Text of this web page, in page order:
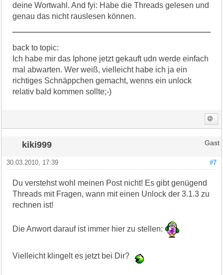
deine Wortwahl. And fyi: Habe die Threads gelesen und
genau das nicht rauslesen können.
back to topic:
Ich habe mir das Iphone jetzt gekauft udn werde einfach
mal abwarten. Wer weiß, vielleicht habe ich ja ein
richtiges Schnäppchen gemacht, wenns ein unlock
relativ bald kommen sollte;-)
kiki999 Gast
#7
30.03.2010, 17:39
Du verstehst wohl meinen Post nicht! Es gibt genügend
Threads mit Fragen, wann mit einen Unlock der 3.1.3 zu
rechnen ist!
Die Anwort darauf ist immer hier zu stellen:
Vielleicht klingelt es jetzt bei Dir?